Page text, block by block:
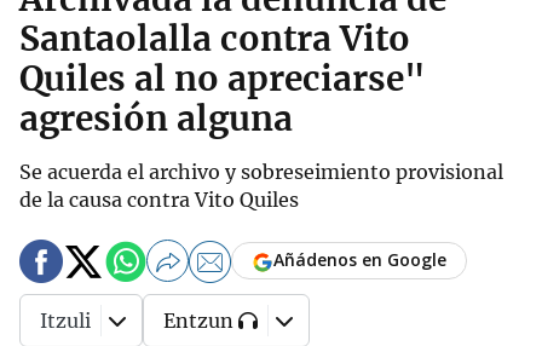
Santaolalla contra Vito
Quiles al no apreciarse"
agresión alguna
Se acuerda el archivo y sobreseimiento provisional
de la causa contra Vito Quiles
Añádenos en Google
Itzuli Entzun